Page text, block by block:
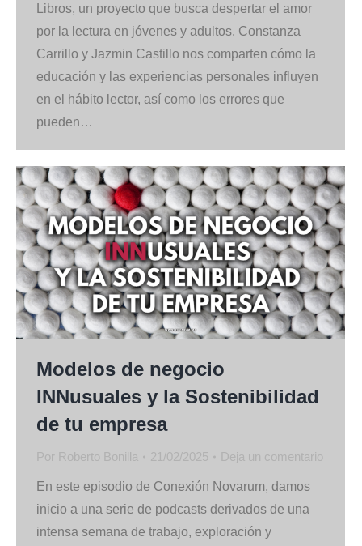
Libros, un proyecto que busca despertar el amor
por la lectura en jóvenes y adultos. Constanza
Carrillo y Jazmin Castillo nos comparten cómo la
educación y las experiencias personales influyen
en el hábito lector, así como los errores que
pueden…
Modelos de negocio
INNusuales y la Sostenibilidad
de tu empresa
Por Roberto Bonilla 21/02/2025 Deja un comentario
En este episodio de Conexión Novarum, damos
inicio a una serie de podcasts derivados de una
intensa semana de trabajo, exploración y